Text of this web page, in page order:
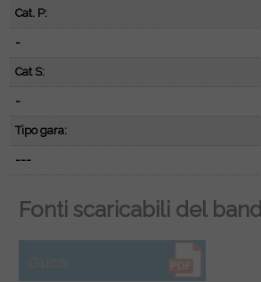
Cat. P:
-
Cat S:
-
Tipo gara:
---
Fonti scaricabili del